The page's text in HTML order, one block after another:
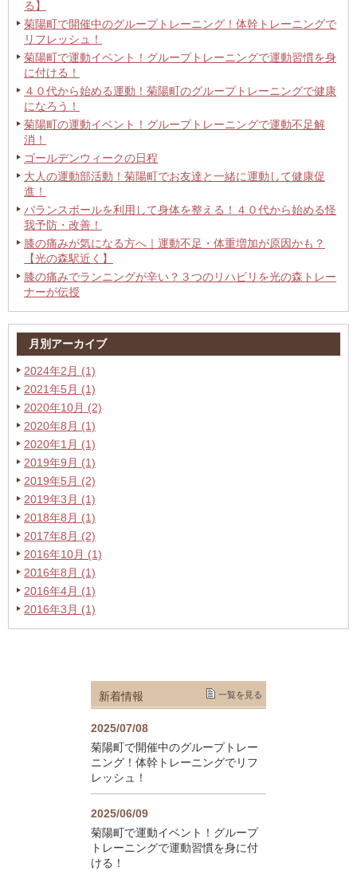
る】
菊陽町で開催中のグループトレーニング！体幹トレーニングで
リフレッシュ！
菊陽町で運動イベント！グループトレーニングで運動習慣を身
に付ける！
４０代から始める運動！菊陽町のグループトレーニングで健康
になろう！
菊陽町の運動イベント！グループトレーニングで運動不足解
消！
ゴールデンウィークの日程
大人の運動部活動！菊陽町でお友達と一緒に運動して健康促
進！
バランスボールを利用して身体を整える！４０代から始める怪
我予防・改善！
膝の痛みが気になる方へ｜運動不足・体重増加が原因かも？
【光の森駅近く】
膝の痛みでランニングが辛い？３つのリハビリを光の森トレー
ナーが伝授
月別アーカイブ
2024年2月 (1)
2021年5月 (1)
2020年10月 (2)
2020年8月 (1)
2020年1月 (1)
2019年9月 (1)
2019年5月 (2)
2019年3月 (1)
2018年8月 (1)
2017年8月 (2)
2016年10月 (1)
2016年8月 (1)
2016年4月 (1)
2016年3月 (1)
新着情報 一覧を見る
2025/07/08
菊陽町で開催中のグループトレー
ニング！体幹トレーニングでリフ
レッシュ！
2025/06/09
菊陽町で運動イベント！グループ
トレーニングで運動習慣を身に付
ける！